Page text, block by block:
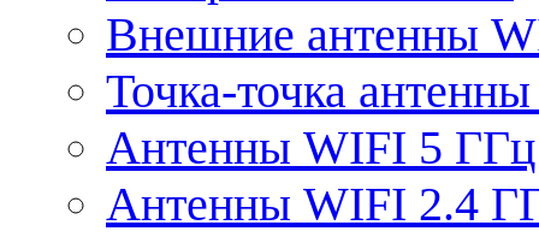
Внешние антенны
Точка-точка
Антенны WIFI 5 ГГц
Антенны WIFI 2.4